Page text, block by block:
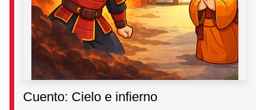
Cuento: Cielo e infierno